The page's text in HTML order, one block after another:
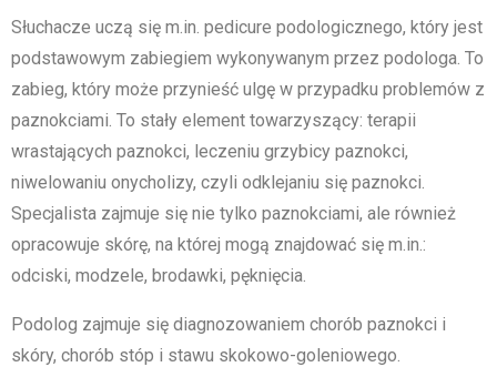
Słuchacze uczą się m.in. pedicure podologicznego, który jest
podstawowym zabiegiem wykonywanym przez podologa. To
zabieg, który może przynieść ulgę w przypadku problemów z
paznokciami. To stały element towarzyszący: terapii
wrastających paznokci, leczeniu grzybicy paznokci,
niwelowaniu onycholizy, czyli odklejaniu się paznokci.
Specjalista zajmuje się nie tylko paznokciami, ale również
opracowuje skórę, na której mogą znajdować się m.in.:
odciski, modzele, brodawki, pęknięcia.
Podolog zajmuje się diagnozowaniem chorób paznokci i
skóry, chorób stóp i stawu skokowo-goleniowego.